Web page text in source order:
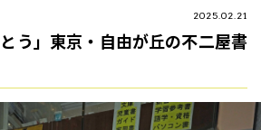
2025.02.21
う」東京・自由が丘の不二屋書